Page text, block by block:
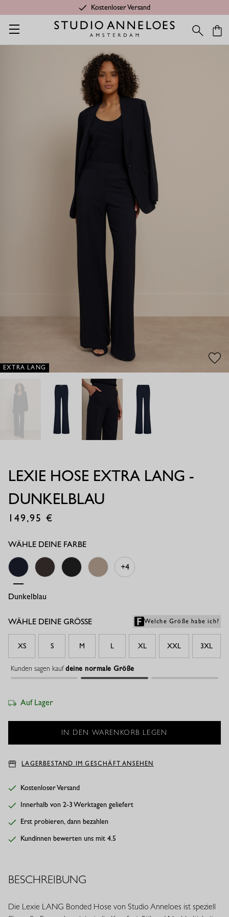
Kostenloser Versand
Startseite Kleidung aus Travelstoff Lexie Hose extra lang -
EXTRA LANG
LEXIE HOSE EXTRA LANG -
DUNKELBLAU
149,95
WÄHLE DEINE FARBE
Dunkelblau
Espresso
+4
WÄHLE DEINE GRÖSSE Welche Größe habe ich?
XS S M L XL XXL 3XL
Kunden sagen kaufdeine normale Größe
Auf Lager
LAGERBESTAND IM GESCHÄFT ANSEHEN
Kostenloser Versand
Innerhalb von 2-3 Werktagen geliefert
Erst probieren, dann bezahlen
Kundinnen bewerten uns mit 4.5
BESCHREIBUNG
Die Lexie LANG Bonded Hose von Studio Anneloes ist speziell